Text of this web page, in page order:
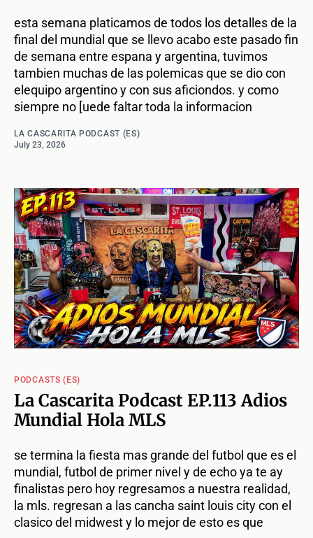
esta semana platicamos de todos los detalles de la
final del mundial que se llevo acabo este pasado fin
de semana entre espana y argentina, tuvimos
tambien muchas de las polemicas que se dio con
elequipo argentino y con sus aficiondos. y como
siempre no [uede faltar toda la informacion
LA CASCARITA PODCAST (ES)
July 23, 2026
PODCASTS (ES)
La Cascarita Podcast EP.113 Adios
Mundial Hola MLS
se termina la fiesta mas grande del futbol que es el
mundial, futbol de primer nivel y de echo ya te ay
finalistas pero hoy regresamos a nuestra realidad,
la mls. regresan a las cancha saint louis city con el
clasico del midwest y lo mejor de esto es que